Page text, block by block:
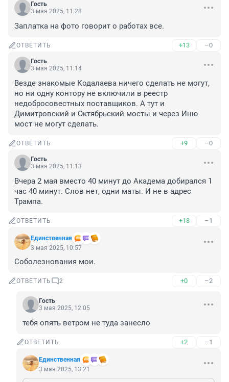
Гость
3 мая 2025, 11:28
Заплатка на фото говорит о работах все.
ОТВЕТИТЬ +13 –0
Гость
3 мая 2025, 11:14
Везде знакомые Кодалаева ничего сделать не могут,
но ни одну контору не включили в реестр
недобросовестных поставщиков. А тут и
Димитровский и Октябрьский мосты и через Иню
мост не могут сделать.
ОТВЕТИТЬ +9 –0
Гость
3 мая 2025, 11:13
Вчера 2 мая вместо 40 минут до Академа добирался 1
час 40 минут. Слов нет, одни маты. И не в адрес
Трампа.
ОТВЕТИТЬ +18 –1
Единственная
3 мая 2025, 10:57
Соболезнования мои.
ОТВЕТИТЬ 2 +0 –2
Гость
3 мая 2025, 12:05
тебя опять ветром не туда занесло
ОТВЕТИТЬ +2 –1
Единственная
3 мая 2025, 13:21